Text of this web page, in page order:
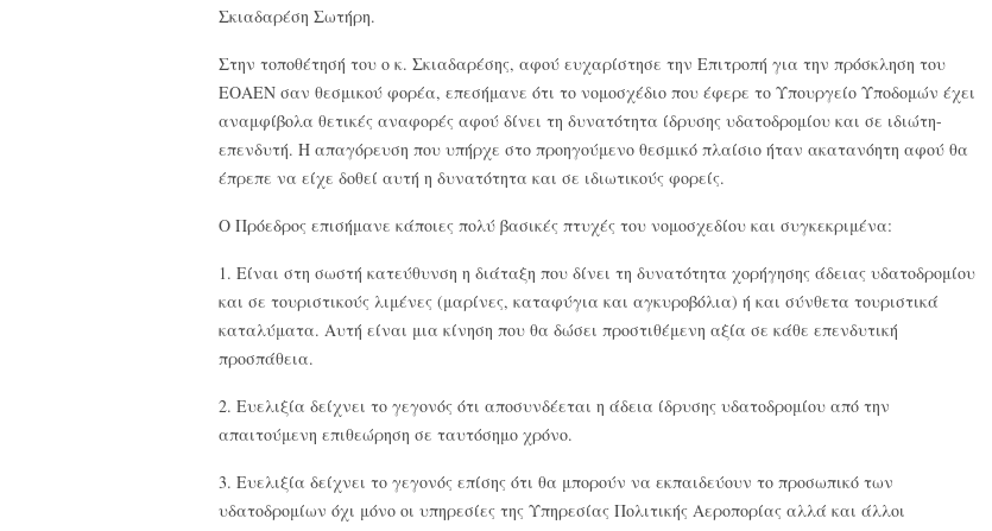
Σκιαδαρέση Σωτήρη.
Στην τοποθέτησή του ο κ. Σκιαδαρέσης, αφού ευχαρίστησε την Επιτροπή για την πρόσκληση του
ΕΟΑΕΝ σαν θεσμικού φορέα, επεσήμανε ότι το νομοσχέδιο που έφερε το Υπουργείο Υποδομών έχει
αναμφίβολα θετικές αναφορές αφού δίνει τη δυνατότητα ίδρυσης υδατοδρομίου και σε ιδιώτη-
επενδυτή. Η απαγόρευση που υπήρχε στο προηγούμενο θεσμικό πλαίσιο ήταν ακατανόητη αφού θα
έπρεπε να είχε δοθεί αυτή η δυνατότητα και σε ιδιωτικούς φορείς.
Ο Πρόεδρος επισήμανε κάποιες πολύ βασικές πτυχές του νομοσχεδίου και συγκεκριμένα:
1. Είναι στη σωστή κατεύθυνση η διάταξη που δίνει τη δυνατότητα χορήγησης άδειας υδατοδρομίου
και σε τουριστικούς λιμένες (μαρίνες, καταφύγια και αγκυροβόλια) ή και σύνθετα τουριστικά
καταλύματα. Αυτή είναι μια κίνηση που θα δώσει προστιθέμενη αξία σε κάθε επενδυτική
προσπάθεια.
2. Ευελιξία δείχνει το γεγονός ότι αποσυνδέεται η άδεια ίδρυσης υδατοδρομίου από την
απαιτούμενη επιθεώρηση σε ταυτόσημο χρόνο.
3. Ευελιξία δείχνει το γεγονός επίσης ότι θα μπορούν να εκπαιδεύουν το προσωπικό των
υδατοδρομίων όχι μόνο οι υπηρεσίες της Υπηρεσίας Πολιτικής Αεροπορίας αλλά και άλλοι